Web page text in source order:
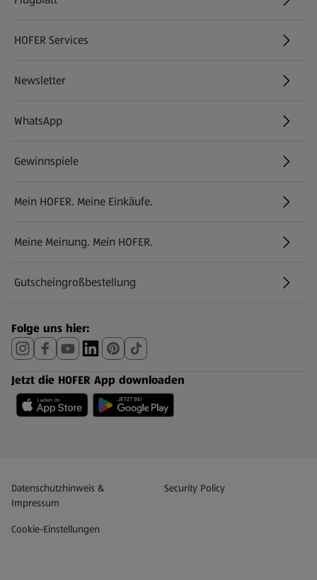
HOFER Services
Newsletter
WhatsApp
Gewinnspiele
Mein HOFER. Meine Einkäufe.
Meine Meinung. Mein HOFER.
Gutscheingroßbestellung
(öffnet in einem neuen Tab)
Folge uns hier:
Jetzt die HOFER App downloaden
Datenschutz- und Richtlinienmenü
Datenschutzhinweis &
Impressum
Security Policy
(öffnet in einem neuen Tab)
Cookie-Einstellungen